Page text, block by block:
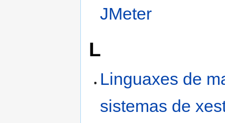
JMeter
L
Linguaxes de
sistemas de